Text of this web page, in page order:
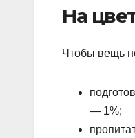
На
Чтобы вещь
— 1%;